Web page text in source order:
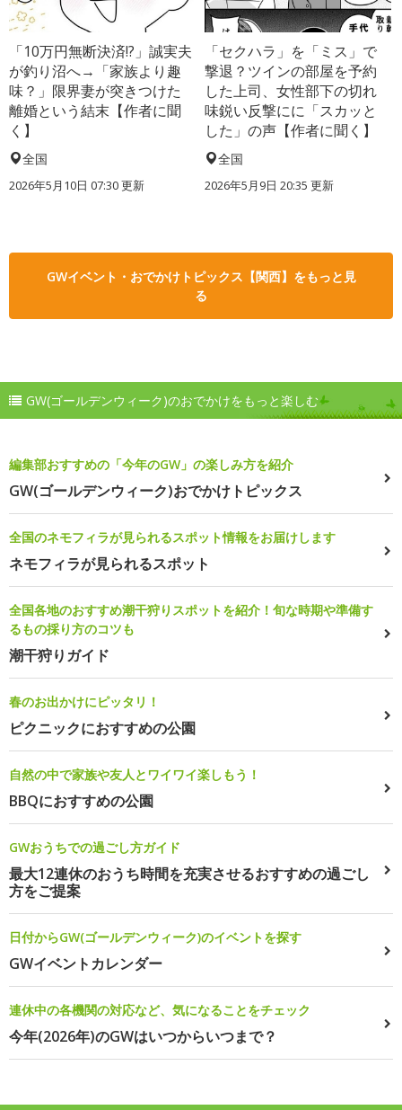
「10万円無断決済!?」誠実夫
が釣り沼へ→「家族より趣
味？」限界妻が突きつけた
離婚という結末【作者に聞
く】
全国
2026年5月10日 07:30 更新
「セクハラ」を「ミス」で
撃退？ツインの部屋を予約
した上司、女性部下の切れ
味鋭い反撃にに「スカッと
した」の声【作者に聞く】
全国
2026年5月9日 20:35 更新
GWイベント・おでかけトピックス【関西】をもっと見
る
GW(ゴールデンウィーク)のおでかけをもっと楽しむ
編集部おすすめの「今年のGW」の楽しみ方を紹介
GW(ゴールデンウィーク)おでかけトピックス
全国のネモフィラが見られるスポット情報をお届けします
ネモフィラが見られるスポット
全国各地のおすすめ潮干狩りスポットを紹介！旬な時期や準備す
るもの採り方のコツも
潮干狩りガイド
春のお出かけにピッタリ！
ピクニックにおすすめの公園
自然の中で家族や友人とワイワイ楽しもう！
BBQにおすすめの公園
GWおうちでの過ごし方ガイド
最大12連休のおうち時間を充実させるおすすめの過ごし
方をご提案
日付からGW(ゴールデンウィーク)のイベントを探す
GWイベントカレンダー
連休中の各機関の対応など、気になることをチェック
今年(2026年)のGWはいつからいつまで？